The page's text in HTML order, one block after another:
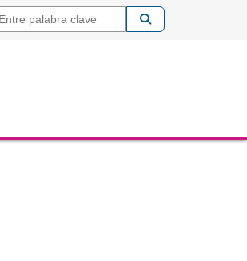
Entre palabra